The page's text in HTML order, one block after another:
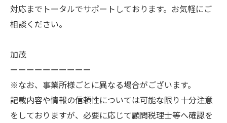
対応までトータルでサポートしております。お気軽にご
相談ください。
加茂
ーーーーーーーーーー
※なお、事業所様ごとに異なる場合がございます。
記載内容や情報の信頼性については可能な限り十分注意
をしておりますが、必要に応じて顧問税理士等へ確認を